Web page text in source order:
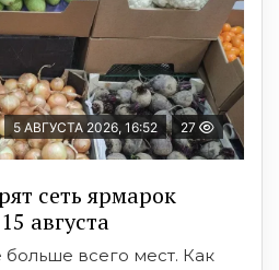
5 АВГУСТА 2026, 16:52 27
сеть ярмарок
августа
всего мест. Как